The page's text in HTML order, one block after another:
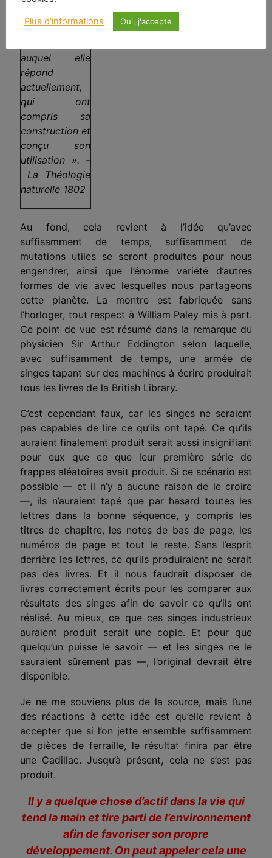
l’ont formée
auquel elle
répond
actuellement,
qui ont
compris sa
construction et
conçu son
utilisation ». –
La Théologie
naturelle 1802
Au fond, cela revient à l’idée qu’avec
suffisamment de temps, suffisamment de
mutations utiles se seront produites pour nous
engendrer, ainsi que l’énorme variété d’autres
formes de vie avec lesquelles nous partageons
cette planète. La montre est fabriquée sans
l’horloger, tout respect à William Paley mis à part.
Ce point de vue est résumé dans la remarque du
physicien Sir Arthur Eddington selon laquelle,
avec suffisamment de temps, une armée de
singes tapant sur des machines à écrire produirait
tous les livres de la British Library.
C’est cependant faux, car les singes ne seraient
pas capables de lire ce qu’ils ont tapé. Ce qu’ils
auraient finalement produit serait aussi insignifiant
pour eux que ce que leur première série de
frappes aléatoires avait produit. Si ce scénario est
possible — et il n’y a aucune raison de le croire
—, ils n’auraient tapé que par hasard toutes les
lettres dans la bonne séquence, y compris les
titres de chapitre, les notes de bas de page, les
numéros de page et tout le reste. Sans l’esprit
derrière les lettres, ce qu’ils produiraient ne serait
pas des livres. Et il nous faudrait disposer de
livres correctement écrits pour les comparer aux
résultats des singes afin de savoir ce qu’ils ont
réalisé. Au mieux, ce que ces singes industrieux
auraient produit serait une copie. Et pour que
quelqu’un puisse le savoir — et les singes ne le
sauraient sûrement pas —, l’original devrait être
disponible.
Je ne me souviens plus de la source, mais l’une
des réactions à cette idée est qu’elle revient à
accepter que si l’on jette ensemble suffisamment
de pièces de ferraille, le résultat finira par être
une Cadillac. Jusqu’à présent, cela ne s’est pas
produit.
Il y a quelque chose d’actif dans la vie qui
tend la main et tire parti de l’environnement
afin de favoriser son propre
développement. On peut appeler cela une
Plus d'informations Oui, j'accepte